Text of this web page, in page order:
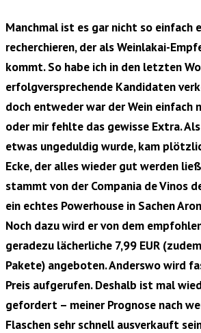
Manchmal ist es gar nicht so einfach
recherchieren, der als Weinlakai-
kommt. So habe ich in den letzten
erfolgversprechende Kandidaten
doch entweder war der Wein einfach
oder mir fehlte das gewisse Extra.
etwas ungeduldig wurde, kam
Ecke, der alles wieder gut werden
stammt von derCompania de Vinos
ein echtes Powerhouse in Sachen
Noch dazu wird er von dem
geradezu lächerliche 7,99 EUR
Pakete) angeboten. Anderswo wird
Preis aufgerufen. Deshalb ist mal
gefordert – meiner Prognose nach
Flaschen sehr schnell ausverkauft